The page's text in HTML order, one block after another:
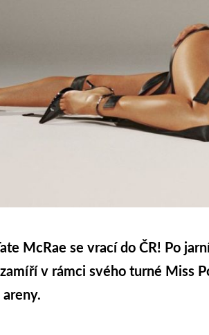
McRae se vrací do ČR! Po
v rámci svého turné Miss